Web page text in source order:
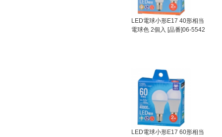
LED電球小形E17 40形相当
電球色 2個入 [品番]06-5542
LED電球小形E17 60形相当